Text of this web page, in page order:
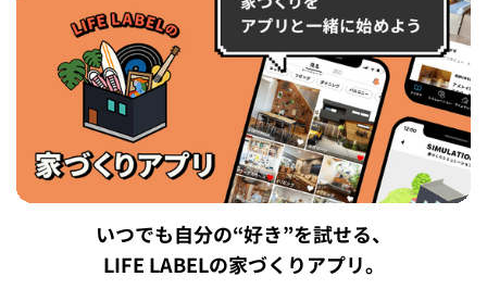
いつでも自分の“好き”を試せる、
LIFE LABELの家づくりアプリ。